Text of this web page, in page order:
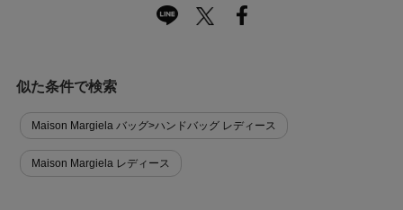
似た条件で検索
Maison Margiela バッグ>ハンドバッグ レディース
Maison Margiela レディース